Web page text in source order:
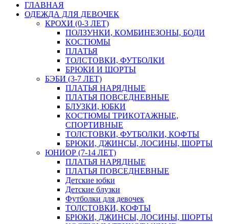
ГЛАВНАЯ
ОДЕЖДА ДЛЯ ДЕВОЧЕК
КРОХИ (0-3 ЛЕТ)
ПОЛЗУНКИ, КОМБИНЕЗОНЫ, БОДИ
КОСТЮМЫ
ПЛАТЬЯ
ТОЛСТОВКИ, ФУТБОЛКИ
БРЮКИ И ШОРТЫ
БЭБИ (3-7 ЛЕТ)
ПЛАТЬЯ НАРЯДНЫЕ
ПЛАТЬЯ ПОВСЕДНЕВНЫЕ
БЛУЗКИ, ЮБКИ
КОСТЮМЫ ТРИКОТАЖНЫЕ,
СПОРТИВНЫЕ
ТОЛСТОВКИ, ФУТБОЛКИ, КОФТЫ
БРЮКИ, ДЖИНСЫ, ЛОСИНЫ, ШОРТЫ
ЮНИОР (7-14 ЛЕТ)
ПЛАТЬЯ НАРЯДНЫЕ
ПЛАТЬЯ ПОВСЕДНЕВНЫЕ
Детские юбки
Детские блузки
Футболки для девочек
ТОЛСТОВКИ, КОФТЫ
БРЮКИ, ДЖИНСЫ, ЛОСИНЫ, ШОРТЫ